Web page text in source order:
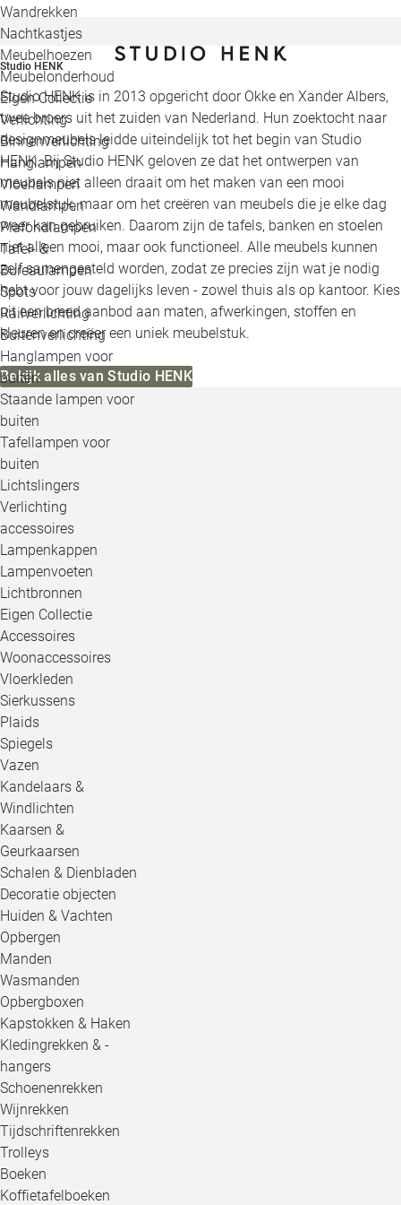
Wandrekken
Nachtkastjes
Meubelhoezen
Meubelonderhoud
Eigen Collectie
Verlichting
Binnenverlichting
Hanglampen
Vloerlampen
Wandlampen
Plafondlampen
Tafel- &
Bureaulampen
Spots
Railverlichting
Buitenverlichting
Hanglampen voor
buiten
Staande lampen voor
buiten
Tafellampen voor
buiten
Lichtslingers
Verlichting
accessoires
Lampenkappen
Lampenvoeten
Lichtbronnen
Eigen Collectie
Accessoires
Woonaccessoires
Vloerkleden
Sierkussens
Plaids
Spiegels
Vazen
Kandelaars &
Windlichten
Kaarsen &
Geurkaarsen
Schalen & Dienbladen
Decoratie objecten
Huiden & Vachten
Opbergen
Manden
Wasmanden
Opbergboxen
Kapstokken & Haken
Kledingrekken & -
hangers
Schoenenrekken
Wijnrekken
Tijdschriftenrekken
Trolleys
Boeken
Koffietafelboeken
Studio HENK
Studio HENK is in 2013 opgericht door Okke en Xander Albers,
twee broers uit het zuiden van Nederland. Hun zoektocht naar
designmeubels leidde uiteindelijk tot het begin van Studio
HENK. Bij Studio HENK geloven ze dat het ontwerpen van
meubels niet alleen draait om het maken van een mooi
meubelstuk, maar om het creëren van meubels die je elke dag
weer kan gebruiken. Daarom zijn de tafels, banken en stoelen
niet alleen mooi, maar ook functioneel. Alle meubels kunnen
zelf samengesteld worden, zodat ze precies zijn wat je nodig
hebt voor jouw dagelijks leven - zowel thuis als op kantoor. Kies
uit een breed aanbod aan maten, afwerkingen, stoffen en
kleuren en creëer een uniek meubelstuk.
Bekijk alles van Studio HENK